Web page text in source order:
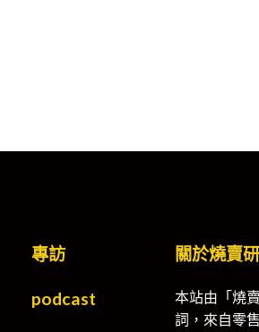
專訪
podcast
關於燒賣
本站由「燒
詞，來自零